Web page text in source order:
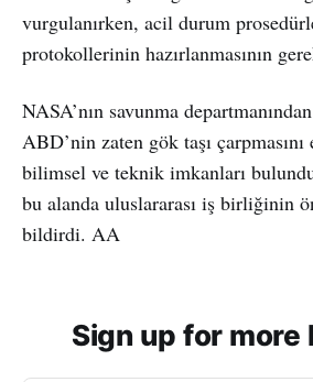
vurgulanırken, acil durum
protokollerinin hazırlanmasının
NASA’nın savunma
ABD’nin zaten gök taşı
bilimsel ve teknik imkanları
bu alanda uluslararası iş birliğinin
bildirdi. AA
Sign up for more